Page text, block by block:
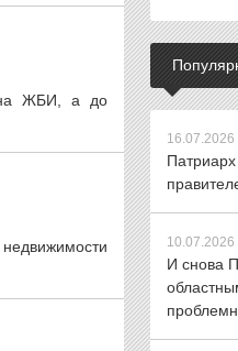
ЖБИ, а до
16.07.2026
10.07.2026
И снова